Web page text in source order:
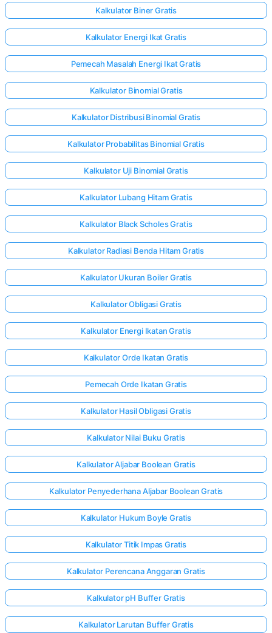
Kalkulator Biner Gratis
Kalkulator Energi Ikat Gratis
Pemecah Masalah Energi Ikat Gratis
Kalkulator Binomial Gratis
Kalkulator Distribusi Binomial Gratis
Kalkulator Probabilitas Binomial Gratis
Kalkulator Uji Binomial Gratis
Kalkulator Lubang Hitam Gratis
Kalkulator Black Scholes Gratis
Kalkulator Radiasi Benda Hitam Gratis
Kalkulator Ukuran Boiler Gratis
Kalkulator Obligasi Gratis
Kalkulator Energi Ikatan Gratis
Kalkulator Orde Ikatan Gratis
Pemecah Orde Ikatan Gratis
Kalkulator Hasil Obligasi Gratis
Kalkulator Nilai Buku Gratis
Kalkulator Aljabar Boolean Gratis
Kalkulator Penyederhana Aljabar Boolean Gratis
Kalkulator Hukum Boyle Gratis
Kalkulator Titik Impas Gratis
Kalkulator Perencana Anggaran Gratis
Kalkulator pH Buffer Gratis
Kalkulator Larutan Buffer Gratis